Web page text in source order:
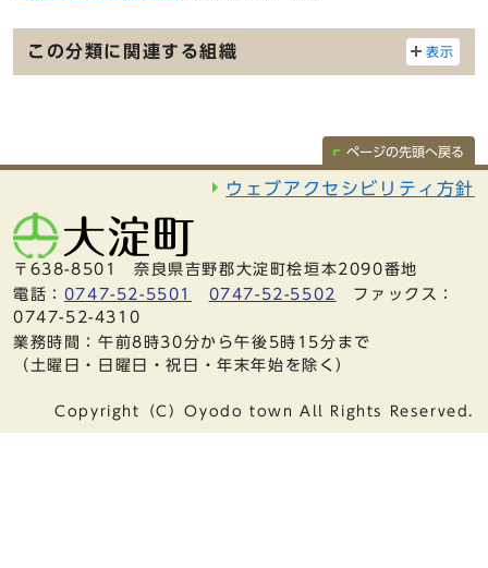
この分類に関連する組織 表示
ページの先頭へ戻る
ウェブアクセシビリティ方針
〒638-8501 奈良県吉野郡大淀町桧垣本2090番地
電話： 0747-52-5501 0747-52-5502
ファックス：
0747-52-4310
業務時間：午前8時30分から午後5時15分まで
（土曜日・日曜日・祝日・年末年始を除く）
Copyright（C）Oyodo town All Rights Reserved.